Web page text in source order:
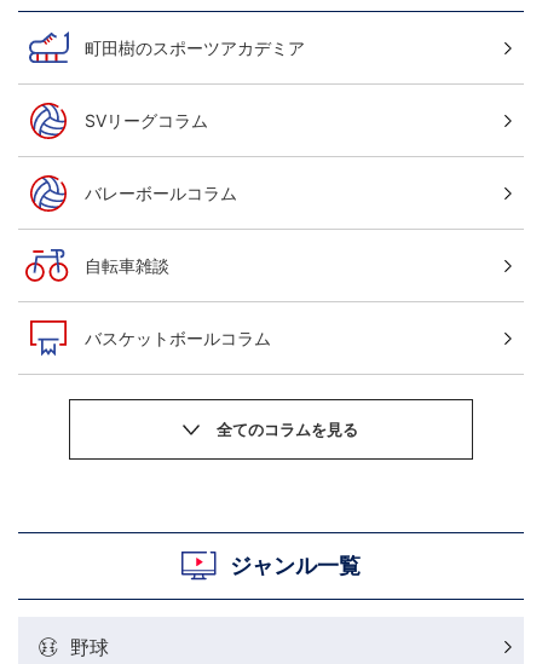
町田樹のスポーツアカデミア
SVリーグコラム
バレーボールコラム
自転車雑談
バスケットボールコラム
村上晃一ラグビーコラムジャンル一覧
野球